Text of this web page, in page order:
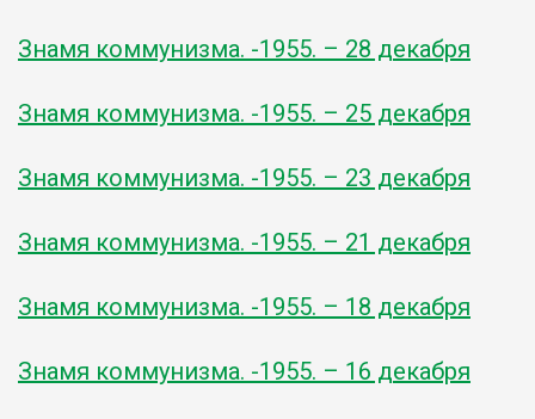
Знамя коммунизма. -1955. – 28 декабря
Знамя коммунизма. -1955. – 25 декабря
Знамя коммунизма. -1955. – 23 декабря
Знамя коммунизма. -1955. – 21 декабря
Знамя коммунизма. -1955. – 18 декабря
Знамя коммунизма. -1955. – 16 декабря